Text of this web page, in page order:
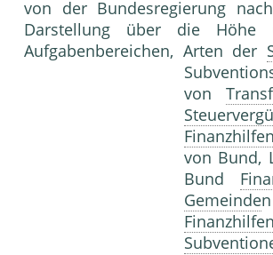
von der Bundesregierung
Darstellung über die Höhe
Aufgabenbereichen, Arten der
von
Finanzhilfen
von Bund,
Bund
Gemeinden
Finanzhilfen